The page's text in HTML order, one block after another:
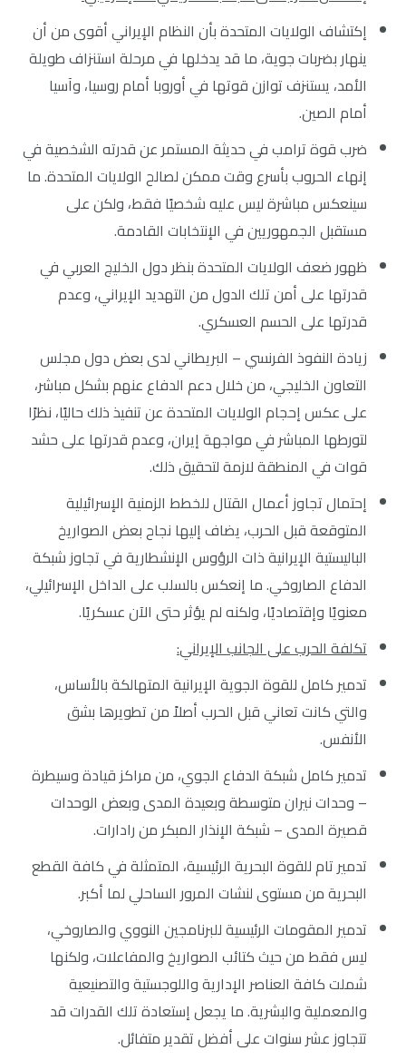
إكتشاف الولايات المتحدة بأن النظام الإيراني أقوى من أن
ينهار بضربات جوية، ما قد يدخلها في مرحلة استنزاف طويلة
الأمد، يستنزف توازن قوتها في أوروبا أمام روسيا، وآسيا
أمام الصين.
ضرب قوة ترامب في حديثة المستمر عن قدرته الشخصية في
إنهاء الحروب بأسرع وقت ممكن لصالح الولايات المتحدة. ما
سينعكس مباشرة ليس عليه شخصيًا فقط، ولكن على
مستقبل الجمهوريين في الإنتخابات القادمة.
ظهور ضعف الولايات المتحدة بنظر دول الخليج العربي في
قدرتها على أمن تلك الدول من التهديد الإيراني، وعدم
قدرتها على الحسم العسكري.
زيادة النفوذ الفرنسي – البريطاني لدى بعض دول مجلس
التعاون الخليجي، من خلال دعم الدفاع عنهم بشكل مباشر،
على عكس إحجام الولايات المتحدة عن تنفيذ ذلك حاليًا، نظرًا
لتورطها المباشر في مواجهة إيران، وعدم قدرتها على حشد
قوات في المنطقة لازمة لتحقيق ذلك.
إحتمال تجاوز أعمال القتال للخطط الزمنية الإسرائيلية
المتوقعة قبل الحرب، يضاف إليها نجاح بعض الصواريخ
الباليستية الإيرانية ذات الرؤوس الإنشطارية في تجاوز شبكة
الدفاع الصاروخي. ما إنعكس بالسلب على الداخل الإسرائيلي،
معنويًا وإقتصاديًا، ولكنه لم يؤثر حتى الآن عسكريًا.
تكلفة الحرب على الجانب الإيراني:
تدمير كامل للقوة الجوية الإيرانية المتهالكة بالأساس،
والتي كانت تعاني قبل الحرب أصلاً من تطويرها بشق
الأنفس.
تدمير كامل شبكة الدفاع الجوي، من مراكز قيادة وسيطرة
– وحدات نيران متوسطة وبعيدة المدى وبعض الوحدات
قصيرة المدى – شبكة الإنذار المبكر من رادارات.
تدمير تام للقوة البحرية الرئيسية، المتمثلة في كافة القطع
البحرية من مستوى لنشات المرور الساحلي لما أكبر.
تدمير المقومات الرئيسية للبرنامجين النووي والصاروخي،
ليس فقط من حيث كتائب الصواريخ والمفاعلات، ولكنها
شملت كافة العناصر الإدارية واللوجستية والتصنيعية
والمعملية والبشرية. ما يجعل إستعادة تلك القدرات قد
تتجاوز عشر سنوات على أفضل تقدير متفائل.